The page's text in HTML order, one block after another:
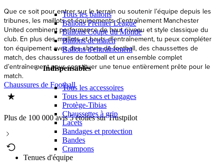
Tous les ballons
Ballons Premier League
Ballons Coupe du Monde
Ballons de match
Ballons d'entraînement
Indispensables
Tous les accessoires
Tous les sacs et bagages
Protège-Tibias
Chaussettes à grip
Lacets
Bandages et protection
Bandes
Crampons
Tenues d'équipe
Que ce soit pour entrer sur le terrain ou soutenir l’équipe depuis les
tribunes, les maillots et équipements d’entraînement Manchester
United combinent performance de haut niveau et style classique du
club. En plus des maillots et hauts d’entraînement, tu peux compléter
ton équipement avec des shorts de football, des chaussettes de
match, des chaussures de football et un ensemble complet
d’entraînement pour constituer une tenue entièrement prête pour le
match.
Chaussures de Football
Plus de 100 000 avis 5 étoiles sur Trustpilot